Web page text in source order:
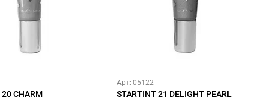
CHARM
Арт: 05122
STARTINT 21 DELIGHT PEARL